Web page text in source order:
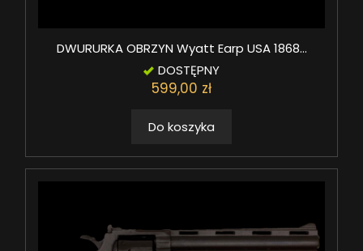
DWURURKA OBRZYN Wyatt Earp USA 1868...
DOSTĘPNY
599,00 zł
Do koszyka